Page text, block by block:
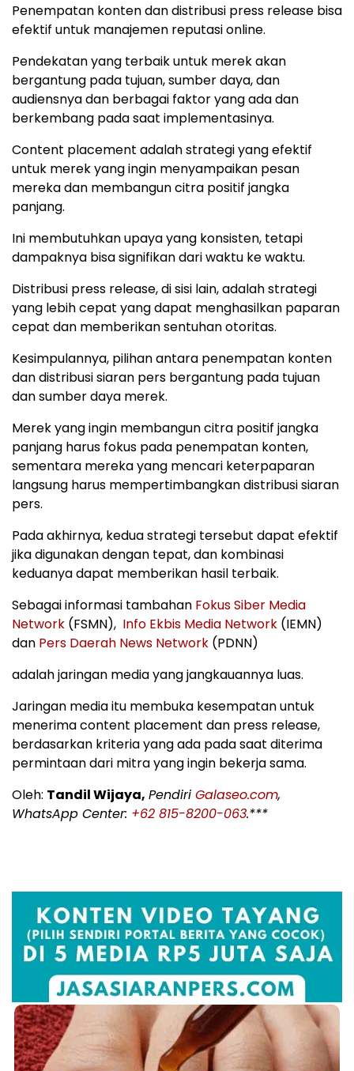
Penempatan konten dan distribusi press release bisa
efektif untuk manajemen reputasi online.
Pendekatan yang terbaik untuk merek akan
bergantung pada tujuan, sumber daya, dan
audiensnya dan berbagai faktor yang ada dan
berkembang pada saat implementasinya.
Content placement adalah strategi yang efektif
untuk merek yang ingin menyampaikan pesan
mereka dan membangun citra positif jangka
panjang.
Ini membutuhkan upaya yang konsisten, tetapi
dampaknya bisa signifikan dari waktu ke waktu.
Distribusi press release, di sisi lain, adalah strategi
yang lebih cepat yang dapat menghasilkan paparan
cepat dan memberikan sentuhan otoritas.
Kesimpulannya, pilihan antara penempatan konten
dan distribusi siaran pers bergantung pada tujuan
dan sumber daya merek.
Merek yang ingin membangun citra positif jangka
panjang harus fokus pada penempatan konten,
sementara mereka yang mencari keterpaparan
langsung harus mempertimbangkan distribusi siaran
pers.
Pada akhirnya, kedua strategi tersebut dapat efektif
jika digunakan dengan tepat, dan kombinasi
keduanya dapat memberikan hasil terbaik.
Sebagai informasi tambahan Fokus Siber Media
Network (FSMN), Info Ekbis Media Network (IEMN)
dan Pers Daerah News Network (PDNN)
adalah jaringan media yang jangkauannya luas.
Jaringan media itu membuka kesempatan untuk
menerima content placement dan press release,
berdasarkan kriteria yang ada pada saat diterima
permintaan dari mitra yang ingin bekerja sama.
Oleh: Tandil Wijaya, Pendiri Galaseo.com,
WhatsApp Center: +62 815-8200-063.***